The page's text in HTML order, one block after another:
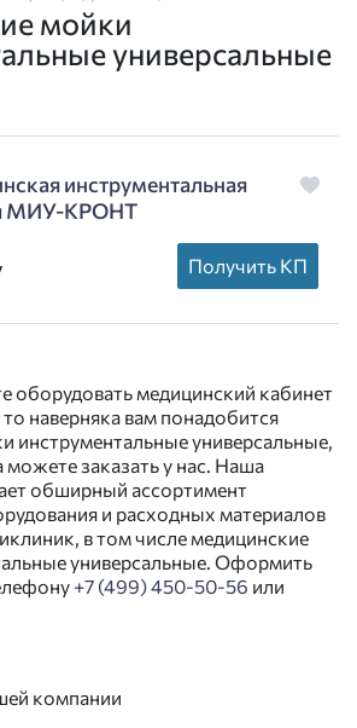
мойки
универсальные
инструментальная
МИУ-КРОНТ
Получить КП
оборудовать медицинский кабинет
наверняка вам понадобится
инструментальные универсальные,
можете заказать у нас. Наша
обширный ассортимент
и расходных материалов
в том числе медицинские
универсальные. Оформить
+7 (499) 450-50-56 или
компании